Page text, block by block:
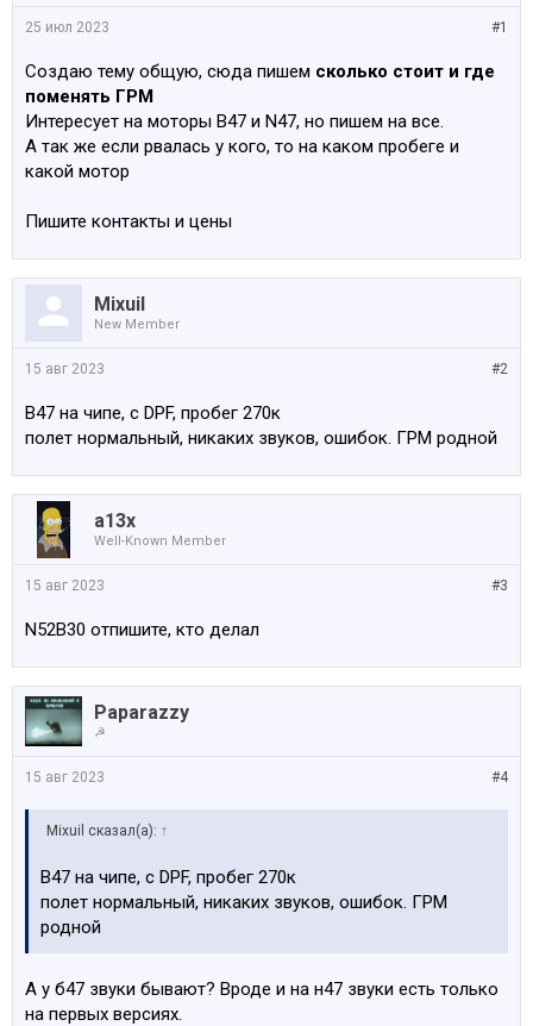
#1
25 июл 2023
Создаю тему общую, сюда пишем сколько стоит и где
поменять ГРМ
Интересует на моторы B47 и N47, но пишем на все.
А так же если рвалась у кого, то на каком пробеге и
какой мотор
Пишите контакты и цены
Mixuil
New Member
#2
15 авг 2023
B47 на чипе, с DPF, пробег 270к
полет нормальный, никаких звуков, ошибок. ГРМ родной
a13x
Well-Known Member
#3
15 авг 2023
N52B30 отпишите, кто делал
Paparazzy
☭
#4
15 авг 2023
Mixuil сказал(а): ↑
B47 на чипе, с DPF, пробег 270к
полет нормальный, никаких звуков, ошибок. ГРМ
родной
А у б47 звуки бывают? Вроде и на н47 звуки есть только
на первых версиях.